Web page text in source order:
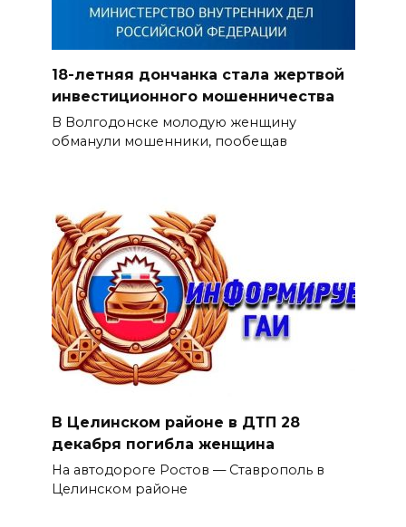
18-летняя дончанка стала жертвой
инвестиционного мошенничества
В Волгодонске молодую женщину
обманули мошенники, пообещав
В Целинском районе в ДТП 28
декабря погибла женщина
На автодороге Ростов — Ставрополь в
Целинском районе